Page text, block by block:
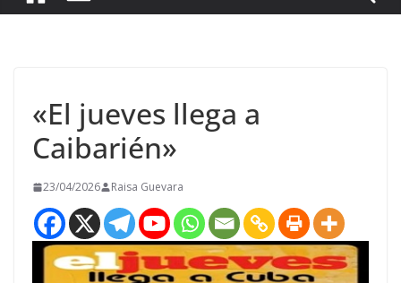
«El jueves llega a
Caibarién»
23/04/2026 Raisa Guevara